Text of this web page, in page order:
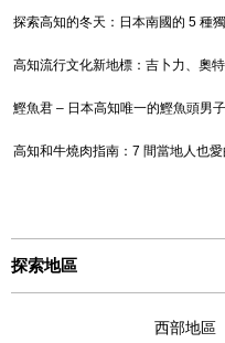
探索高知的冬天：日本南國的 5 種
高知流行文化新地標：吉卜力、奧
鰹魚君 – 日本高知唯一的鰹魚頭男子
高知和牛燒肉指南：7 間當地人也
探索地區
西部地區